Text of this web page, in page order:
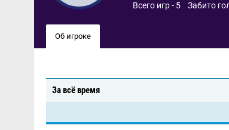
Всего игр - 5 Забито
Об игроке
За всё время